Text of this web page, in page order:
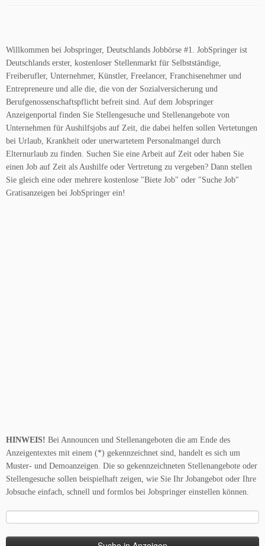
Willkommen bei Jobspringer, Deutschlands Jobbörse #1. JobSpringer ist
Deutschlands erster, kostenloser Stellenmarkt für Selbstständige,
Freiberufler, Unternehmer, Künstler, Freelancer, Franchisenehmer und
Entrepreneure und alle die, die von der Sozialversicherung und
Berufgenossenschaftspflicht befreit sind. Auf dem Jobspringer
Anzeigenportal finden Sie Stellengesuche und Stellenangebote von
Unternehmen für Aushilfsjobs auf Zeit, die dabei helfen sollen Vertetungen
bei Urlaub, Krankheit oder unerwartetem Personalmangel durch
Elternurlaub zu finden. Suchen Sie eine Arbeit auf Zeit oder haben Sie
einen Job auf Zeit als Aushilfe oder Vertretung zu vergeben? Dann stellen
Sie gleich eine oder mehrere kostenlose "Biete Job" oder "Suche Job"
Gratisanzeigen bei JobSpringer ein!
HINWEIS! Bei Announcen und Stellenangeboten die am Ende des
Anzeigentextes mit einem (*) gekennzeichnet sind, handelt es sich um
Muster- und Demoanzeigen. Die so gekennzeichneten Stellenangebote oder
Stellengesuche sollen beispielhaft zeigen, wie Sie Ihr Jobangebot oder Ihre
Jobsuche einfach, schnell und formlos bei Jobspringer einstellen können.